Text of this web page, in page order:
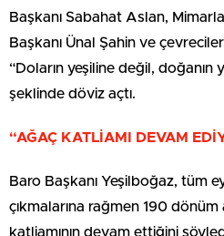
Başkanı Sabahat Aslan,
Başkanı Ünal Şahin ve
“Doların yeşiline değil, doğanın
şeklinde döviz açtı.
“AĞAÇ KATLİAMI DEVAM
Baro Başkanı Yeşilboğaz, tüm
çıkmalarına rağmen 190
katliamının devam ettiğini